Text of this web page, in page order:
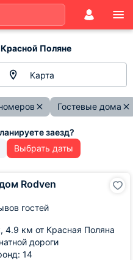
Поляне
Карта
Гостевые дома
Выбрать даты
Rodven
гостей
4.9 км от Красная Поляна
дороги
14